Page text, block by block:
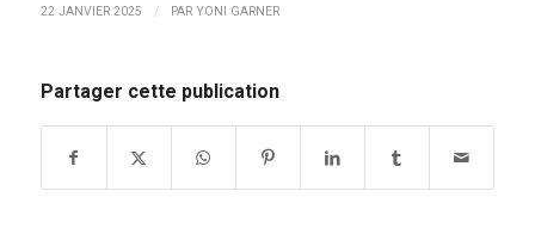
22 JANVIER 2025 / PAR YONI GARNER
Partager cette publication